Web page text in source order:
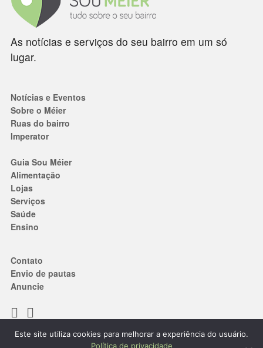
As notícias e serviços do seu bairro em um só
lugar.
Notícias e Eventos
Sobre o Méier
Ruas do bairro
Imperator
Guia Sou Méier
Alimentação
Lojas
Serviços
Saúde
Ensino
Contato
Envio de pautas
Anuncie
Termos de Uso|Política de privacidade
Este site utiliza cookies para melhorar a experiência do usuário.
Política de privacidade